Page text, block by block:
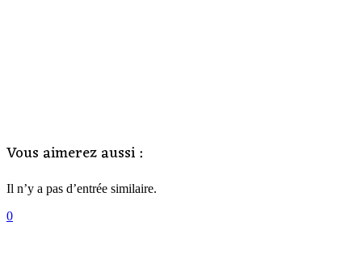
Vous aimerez aussi :
Il n’y a pas d’entrée similaire.
0